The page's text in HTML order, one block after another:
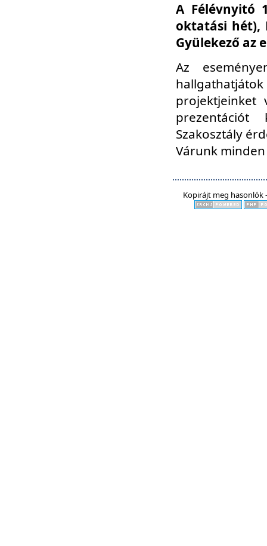
A Félévnyitó
oktatási hét),
Gyülekező az
Az
Szakosztály
Várunk
Kopirájt meg hasonlók